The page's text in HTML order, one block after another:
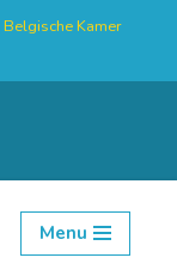
Belgische Kamer
Menu